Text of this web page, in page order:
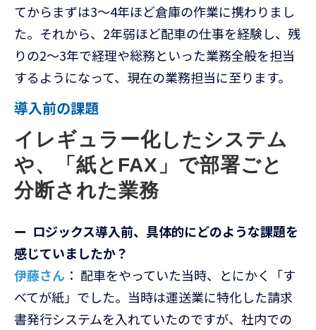
てからまずは3〜4年ほど倉庫の作業に携わりまし
た。それから、2年弱ほど配車の仕事を経験し、残
りの2〜3年で経理や総務といった業務全般を担当
するようになって、現在の業務担当に至ります。
導入前の課題
イレギュラー化したシステム
や、「紙とFAX」で部署ごと
分断された業務
ー ロジックス導入前、具体的にどのような課題を
感じていましたか？
伊藤さん ： 配車をやっていた当時、とにかく「す
べてが紙」でした。当時は運送業に特化した請求
書発行システムを入れていたのですが、社内での